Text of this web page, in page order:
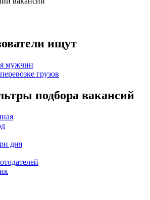
ищут
мужчин
грузов
подбора вакансий
дня